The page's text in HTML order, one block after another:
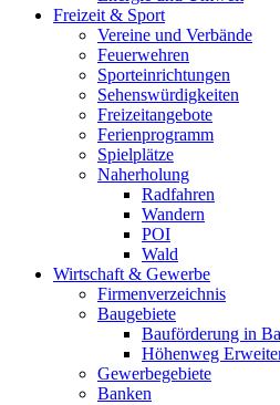
Freizeit & Sport
Vereine und Verbände
Feuerwehren
Sporteinrichtungen
Sehenswürdigkeiten
Freizeitangebote
Ferienprogramm
Spielplätze
Naherholung
Radfahren
Wandern
POI
Wald
Wirtschaft & Gewerbe
Firmenverzeichnis
Baugebiete
Bauförderung in
Höhenweg
Gewerbegebiete
Banken